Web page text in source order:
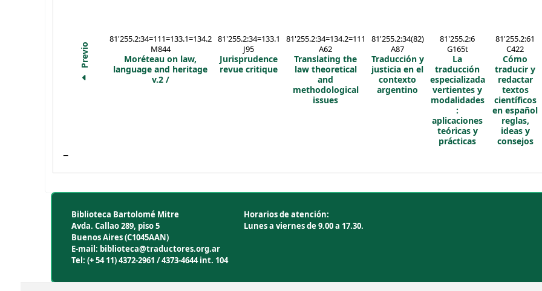
Previo
81'255.2:34=111=133.1=134.2
M844
Moréteau on law,
language and heritage
v.2 /
81'255.2:34=133.1
J95
Jurisprudence
revue critique
81'255.2:34=134.2=111
A62
Translating the
law theoretical
and
methodological
issues
81'255.2:34(82)
A87
Traducción y
justicia en el
contexto
argentino
81'255.2:6
G165t
La
traducción
especializada
vertientes y
modalidades
:
aplicaciones
teóricas y
prácticas
81'255.2:61
C422
Cómo
traducir y
redactar
textos
científicos
en español
reglas,
ideas y
consejos
Biblioteca Bartolomé Mitre
Avda. Callao 289, piso 5
Buenos Aires (C1045AAN)
E-mail: biblioteca@traductores.org.ar
Tel: (+ 54 11) 4372-2961 / 4373-4644 int. 104
Horarios de atención:
Lunes a viernes de 9.00 a 17.30.